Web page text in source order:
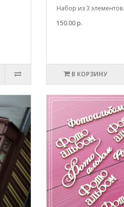
Набор из 3 элементов.
150.00 р.
В КОРЗИНУ